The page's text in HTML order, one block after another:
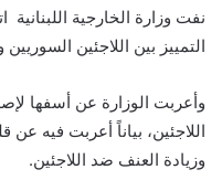
نفت وزارة الخارجية
التمييز بين اللاجئين السوريين
وأعربت الوزارة عن أسفها
اللاجئين، بياناً أعربت فيه عن
وزيادة العنف ضد اللاجئين.